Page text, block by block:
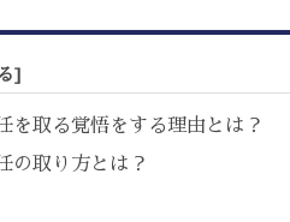
を取る覚悟をする理由とは？
の取り方とは？